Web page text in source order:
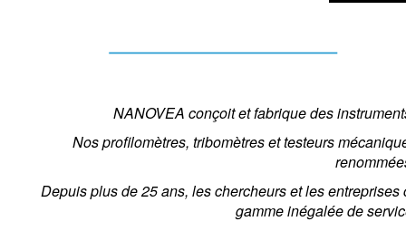
NANOVEA conçoit et fabrique des
Nos profilomètres, tribomètres et testeurs
Depuis plus de 25 ans, les chercheurs et les
gamme inégalée de